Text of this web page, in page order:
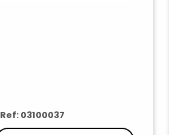
Ref: 03100037